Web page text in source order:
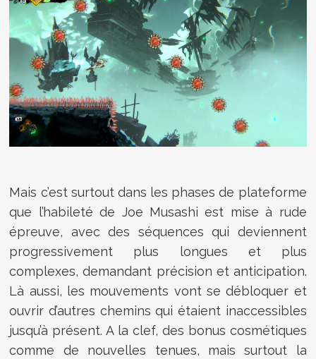
Mais c’est surtout dans les phases de plateforme
que l’habileté de Joe Musashi est mise à rude
épreuve, avec des séquences qui deviennent
progressivement plus longues et plus
complexes, demandant précision et anticipation.
Là aussi, les mouvements vont se débloquer et
ouvrir d’autres chemins qui étaient inaccessibles
jusqu’à présent. A la clef, des bonus cosmétiques
comme de nouvelles tenues, mais surtout la